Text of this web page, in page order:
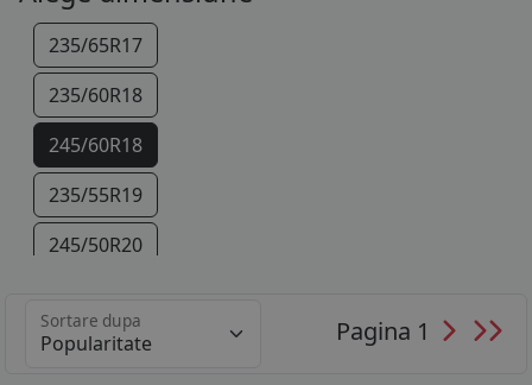
235/65R17
235/60R18
245/60R18
235/55R19
245/50R20
265/40R22
Sortare dupa Pagina 1